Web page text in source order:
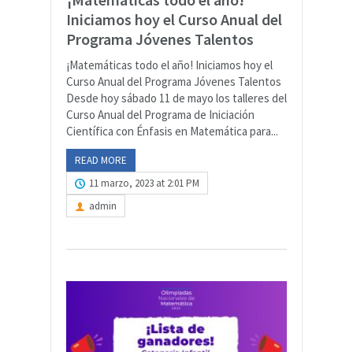
Iniciamos hoy el Curso Anual del
Programa Jóvenes Talentos
¡Matemáticas todo el año! Iniciamos hoy el
Curso Anual del Programa Jóvenes Talentos
Desde hoy sábado 11 de mayo los talleres del
Curso Anual del Programa de Iniciación
Científica con Énfasis en Matemática para...
READ MORE
11 marzo, 2023 at 2:01 PM
admin